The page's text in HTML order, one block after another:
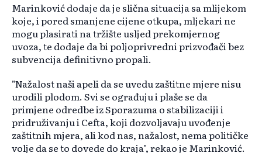
Marinković dodaje da je slična situacija sa mlijekom
koje, i pored smanjene cijene otkupa, mljekari ne
mogu plasirati na tržište usljed prekomjernog
uvoza, te dodaje da bi poljoprivredni prizvođači bez
subvencija definitivno propali.
"Nažalost naši apeli da se uvedu zaštitne mjere nisu
urodili plodom. Svi se ograđuju i plaše se da
primjene odredbe iz Sporazuma o stabilizaciji i
pridruživanju i Cefta, koji dozvoljavaju uvođenje
zaštitnih mjera, ali kod nas, nažalost, nema političke
volje da se to dovede do kraja", rekao je Marinković.